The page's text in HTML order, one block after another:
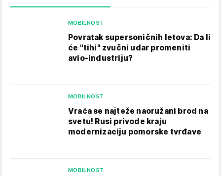
MOBILNOST
Povratak supersoničnih letova: Da li
će "tihi" zvučni udar promeniti
avio-industriju?
MOBILNOST
Vraća se najteže naoružani brod na
svetu! Rusi privode kraju
modernizaciju pomorske tvrđave
MOBILNOST